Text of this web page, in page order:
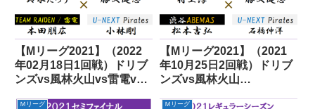
【Mリーグ2021】（2022
年02月18日1回戦）ドリブ
ンズvs風林火山vs雷電vs
【Mリーグ2021】（2021
年10月25日2回戦）ドリブ
ンズvs風林火山
Ｍリーグ Ｍリーグ